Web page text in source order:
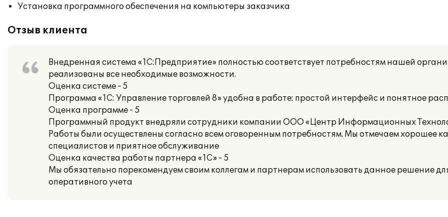
Установка программного обеспечения на компьютеры заказчика
Отзыв клиента
Внедренная система «1С:Предприятие» полностью соответствует потребностям нашей
реализованы все необходимые возможности.
Оценка системе - 5
Программа «1С: Управление торговлей 8» удобна в работе: простой интерфейс и понятное
Оценка программе - 5
Программный продукт внедряли сотрудники компании ООО «Центр Информационных
Работы были осуществлены согласно всем оговоренным потребностям. Мы отмечаем хорошее
специалистов и приятное обслуживание
Оценка качества работы партнера «1С» - 5
Мы обязательно порекомендуем своим коллегам и партнерам использовать данное решение
оперативного учета